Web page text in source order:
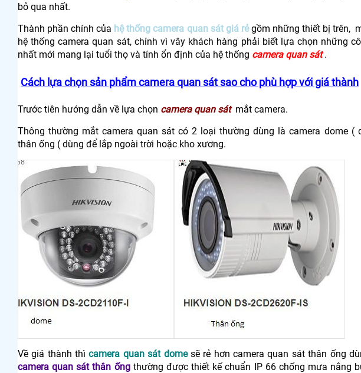
bỏ qua nhất.
Thành phần chính của hệ thống camera quan sát giá rẻgồm những thiết bị trên,
hệ thống camera quan sát, chính vì vây khách hàng phải biết lựa chọn những
nhất mới mang lại tuổi thọ và tính ổn định của hệ thống camera quan sát.
Cách lựa chọn sản phẩm camera quan sát sao cho phù hợp với giá thành
Trước tiên hướng dẫn về lựa chọn camera quan sátmắt camera.
Thông thường mắt camera quan sát có 2 loại thường dùng là camera dome
thân ống ( dùng để lắp ngoài trời hoặc kho xương.
Về giá thành thìcamera quan sát domesẽ rẻ hơn camera quan sát thân ống
camera quan sát thân ốngthường được thiết kế chuẩn IP 66 chống mưa nắng